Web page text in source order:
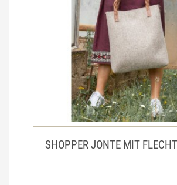
SHOPPER JONTE MIT